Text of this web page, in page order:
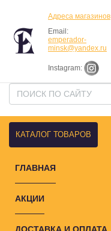
Адреса магазинов
Email:
emperador-
minsk@yandex.ru
Instagram:
КАТАЛОГ ТОВАРОВ
ГЛАВНАЯ
АКЦИИ